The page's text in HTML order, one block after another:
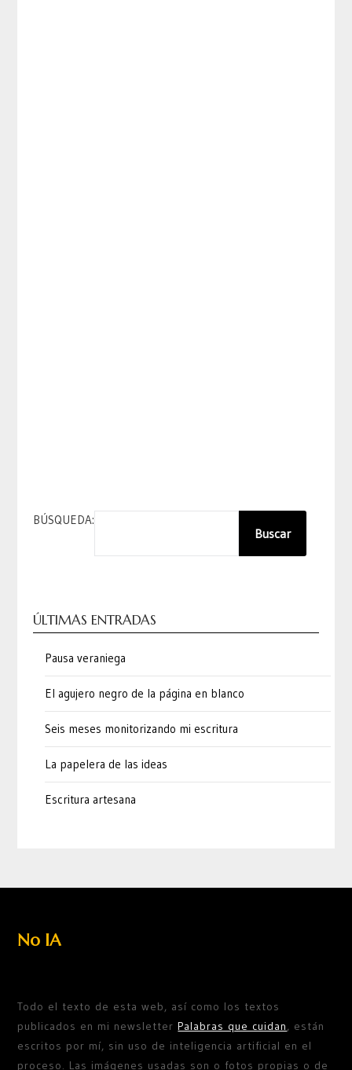
BÚSQUEDA:
Buscar
ÚLTIMAS ENTRADAS
Pausa veraniega
El agujero negro de la página en blanco
Seis meses monitorizando mi escritura
La papelera de las ideas
Escritura artesana
No IA
Todo el texto de esta web, así como los textos
publicados en mi newsletterPalabras que cuidan, están
escritos por mí, sin uso de inteligencia artificial en el
proceso. Las imágenes usadas son o fotos propias o de